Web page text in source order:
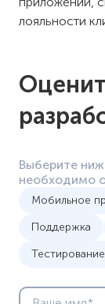
лояльности
Выберите
необходимо
Мобильное
Поддержка
Тестирование